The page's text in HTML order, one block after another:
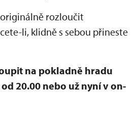
rozloučit
li, klidně s sebou přineste
na pokladně hradu
20.00 nebo už nyní v on-